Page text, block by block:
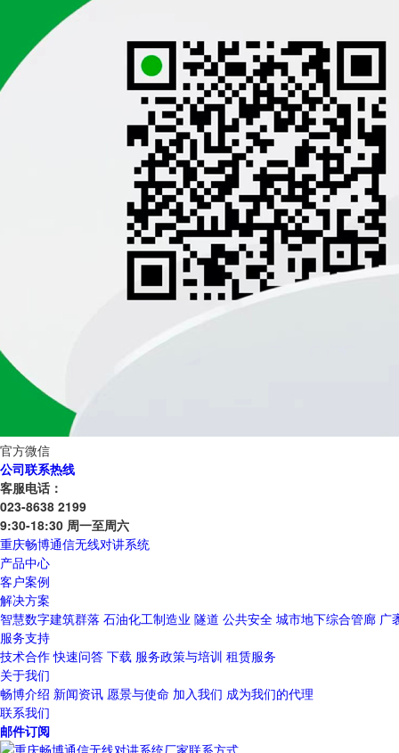
官方微信
公司联系热线
客服电话：
023-8638 2199
9:30-18:30 周一至周六
重庆畅博通信无线对讲系统
产品中心
客户案例
解决方案
智慧数字建筑群落 石油化工制造业 隧道 公共安全 城市地下综合管廊 广
服务支持
技术合作 快速问答 下载 服务政策与培训 租赁服务
关于我们
畅博介绍 新闻资讯 愿景与使命 加入我们 成为我们的代理
联系我们
邮件订阅